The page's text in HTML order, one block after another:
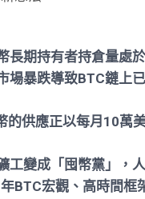
長期持有者持倉量處
場暴跌導致BTC鏈上
的供應正以每月10萬
工變成「囤幣黨」，
BTC宏觀、高時間框